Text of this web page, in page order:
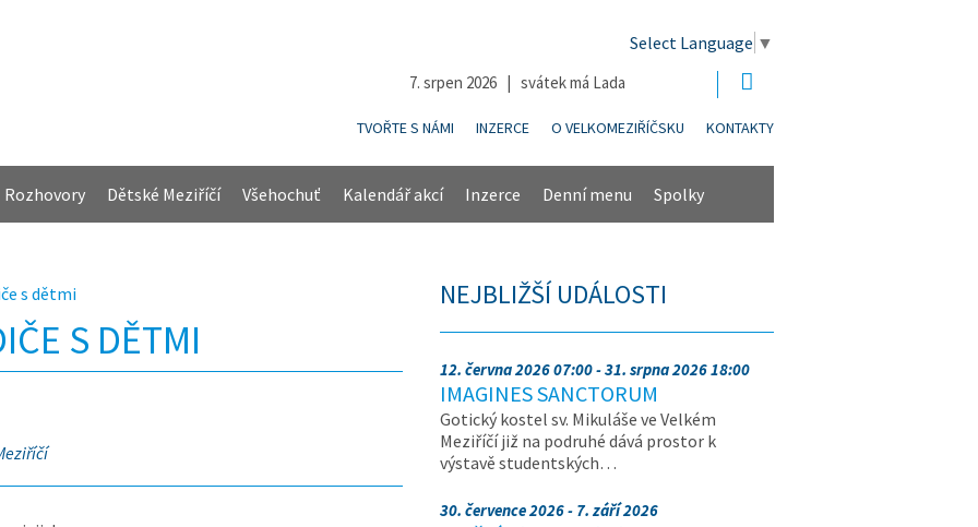
Select Language ▼
7. srpen 2026 | svátek má Lada
TVOŘTE S NÁMI INZERCE O VELKOMEZIŘÍČSKU KONTAKTY
Rozhovory Dětské Meziříčí Všehochuť Kalendář akcí Inzerce Denní menu Spolky
s dětmi
S DĚTMI
NEJBLIŽŠÍ UDÁLOSTI
12. června 2026 07:00 - 31. srpna 2026 18:00
IMAGINES SANCTORUM
Gotický kostel sv. Mikuláše ve Velkém
Meziříčí již na podruhé dává prostor k
výstavě studentských…
30. července 2026 - 7. září 2026